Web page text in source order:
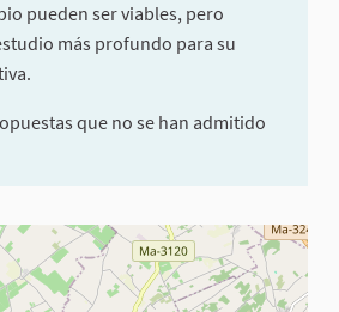
pueden ser viables, pero
más profundo para su
que no se han admitido
es un mapa que presenta los